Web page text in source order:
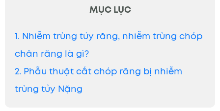
MỤC LỤC
1. Nhiễm trùng tủy răng, nhiễm trùng chóp
chân răng là gì?
2. Phẫu thuật cắt chóp răng bị nhiễm
trùng tủy Nặng